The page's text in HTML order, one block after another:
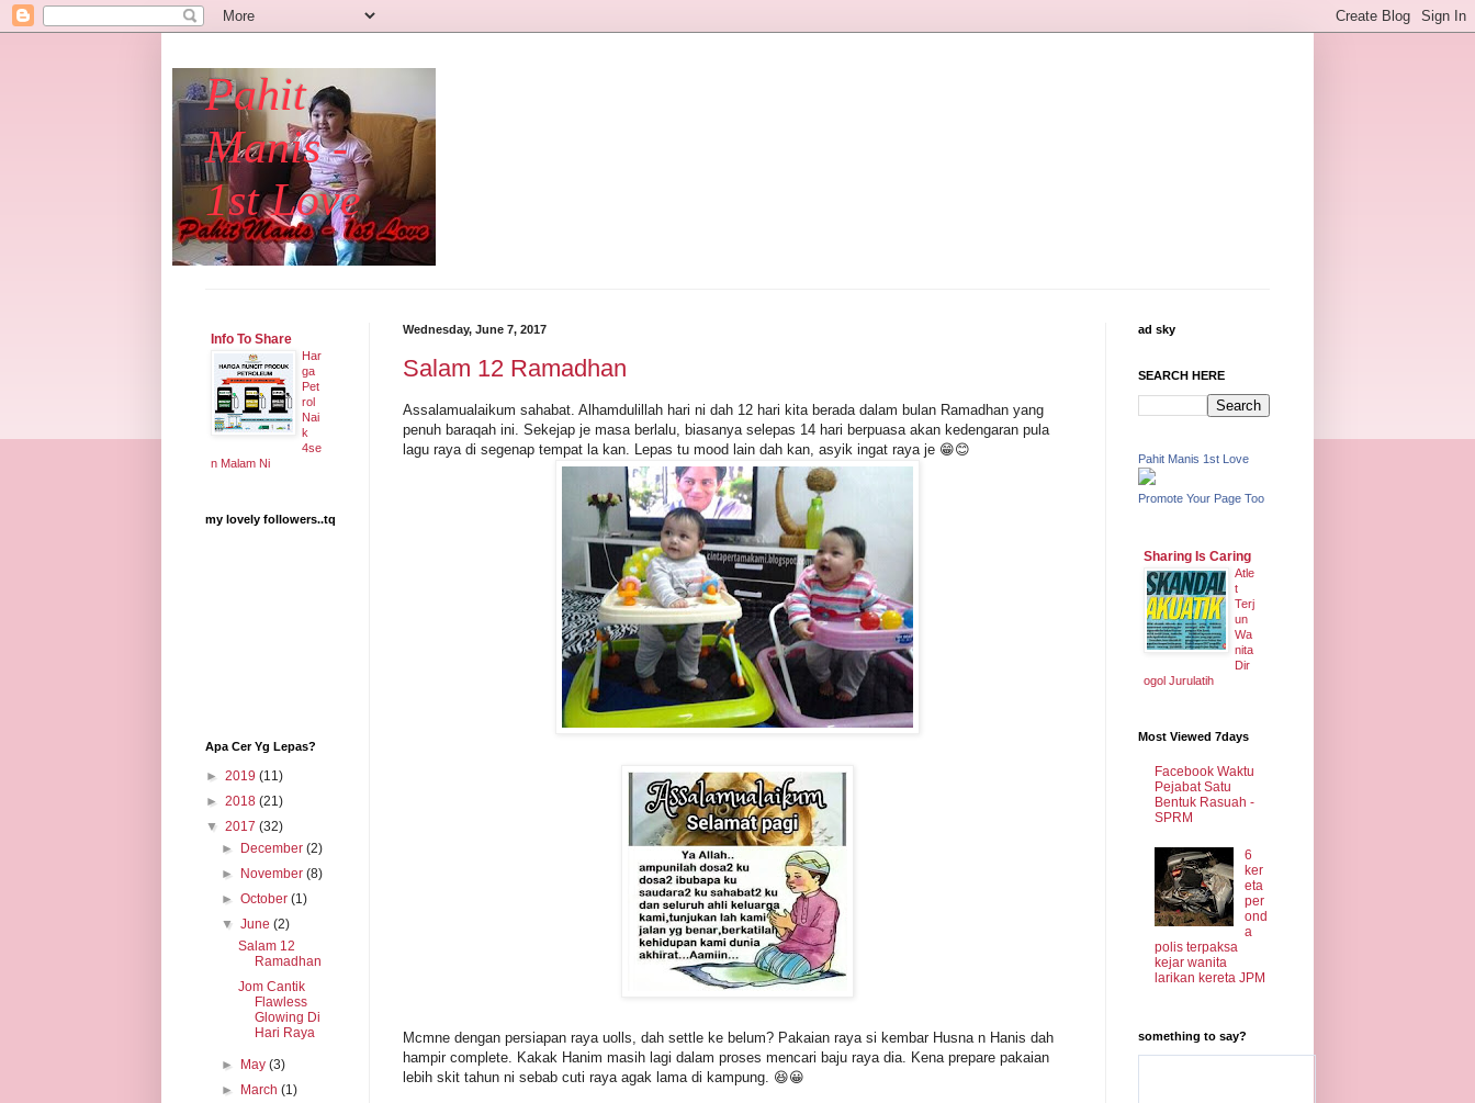
Pahit
Manis -
1st Love
Wednesday, June 7, 2017
Salam 12 Ramadhan
Assalamualaikum sahabat. Alhamdulillah hari ni dah 12 hari kita berada dalam bulan Ramadhan yang
penuh baraqah ini. Sekejap je masa berlalu, biasanya selepas 14 hari berpuasa akan kedengaran pula
lagu raya di segenap tempat la kan. Lepas tu mood lain dah kan, asyik ingat raya je 😁😊
Mcmne dengan persiapan raya uolls, dah settle ke belum? Pakaian raya si kembar Husna n Hanis dah
hampir complete. Kakak Hanim masih lagi dalam proses mencari baju raya dia. Kena prepare pakaian
lebih skit tahun ni sebab cuti raya agak lama di kampung. 😆😀
Info To Share
Har
ga
Pet
rol
Nai
k
4se
n Malam Ni
my lovely followers..tq
Apa Cer Yg Lepas?
► 2019 (11)
► 2018 (21)
▼ 2017 (32)
►
December(2)
►
November(8)
►October(1)
▼June(2)
Salam 12
Ramadhan
Jom Cantik
Flawless
Glowing Di
Hari Raya
► May(3)
►
March(1)
ad sky
SEARCH HERE
Pahit Manis 1st Love
Promote Your Page Too
Sharing Is Caring
Atle
t
Terj
un
Wa
nita
Dir
ogol Jurulatih
Most Viewed 7days
Facebook Waktu
Pejabat Satu
Bentuk Rasuah -
SPRM
6
ker
eta
per
ond
a
polis terpaksa
kejar wanita
larikan kereta JPM
something to say?